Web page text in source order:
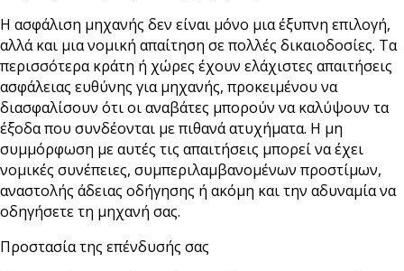
Η ασφάλιση μηχανής δεν είναι μόνο μια έξυπνη επιλογή,
αλλά και μια νομική απαίτηση σε πολλές δικαιοδοσίες. Τα
περισσότερα κράτη ή χώρες έχουν ελάχιστες απαιτήσεις
ασφάλειας ευθύνης για μηχανής, προκειμένου να
διασφαλίσουν ότι οι αναβάτες μπορούν να καλύψουν τα
έξοδα που συνδέονται με πιθανά ατυχήματα. Η μη
συμμόρφωση με αυτές τις απαιτήσεις μπορεί να έχει
νομικές συνέπειες, συμπεριλαμβανομένων προστίμων,
αναστολής άδειας οδήγησης ή ακόμη και την αδυναμία να
οδηγήσετε τη μηχανή σας.
Προστασία της επένδυσής σας